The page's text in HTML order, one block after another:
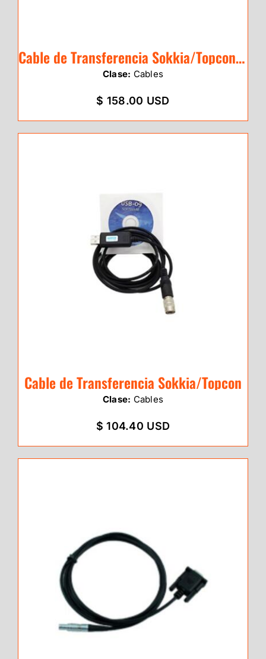
Cable de Transferencia Sokkia/Topcon CX-
Clase: Cables
$ 158.00 USD
Cable de Transferencia Sokkia/Topcon
Clase: Cables
$ 104.40 USD